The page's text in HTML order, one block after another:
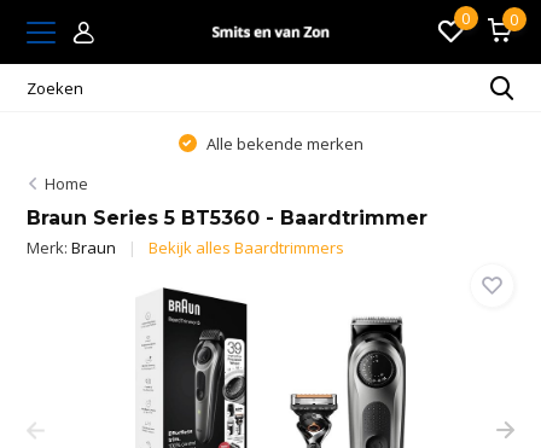
0 0
Alle bekende merken
Home
Braun Series 5 BT5360 - Baardtrimmer
Merk:Braun Bekijk alles Baardtrimmers